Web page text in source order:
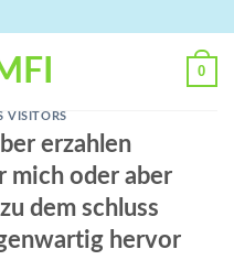
0
VISITORS
erzahlen
mich oder aber
dem schluss
hervor